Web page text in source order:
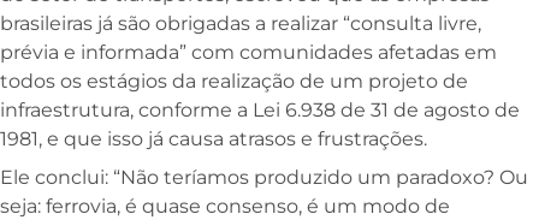
brasileiras já são obrigadas a realizar “consulta livre,
prévia e informada” com comunidades afetadas em
todos os estágios da realização de um projeto de
infraestrutura, conforme a Lei 6.938 de 31 de agosto de
1981, e que isso já causa atrasos e frustrações.
Ele conclui: “Não teríamos produzido um paradoxo? Ou
seja: ferrovia, é quase consenso, é um modo de